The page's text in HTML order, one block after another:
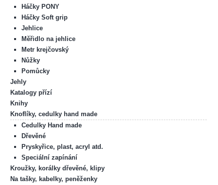
Háčky PONY
Háčky Soft grip
Jehlice
Měřidlo na jehlice
Metr krejčovský
Nůžky
Pomůcky
Jehly
Katalogy přízí
Knihy
Knoflíky, cedulky hand made
Cedulky Hand made
Dřevěné
Pryskyřice, plast, acryl atd.
Speciální zapínání
Kroužky, korálky dřevěné, klipy
Na tašky, kabelky, peněženky